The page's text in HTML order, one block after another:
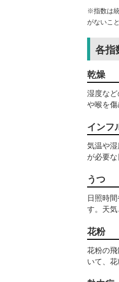
※指数は
がないこ
各指
乾燥
湿度な
や喉を傷
インフ
気温や
が必要
うつ
日照時
す。天気
花粉
花粉の
いて、